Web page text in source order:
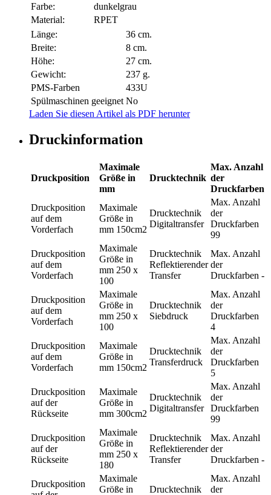
Farbe:
dunkelgrau
Material:
RPET
Länge:
36 cm.
Breite:
8 cm.
Höhe:
27 cm.
Gewicht:
237 g.
PMS-Farben
433U
Spülmaschinen geeignet No
Laden Sie diesen Artikel als PDF herunter
Druckinformation
Druckposition
Maximale
Größe in
mm
Drucktechnik
Max. Anzahl
der
Druckfarben
Druckposition
auf dem
Vorderfach
Maximale
Größe in
mm 150cm2
Drucktechnik
Digitaltransfer
Max. Anzahl
der
Druckfarben
99
Druckposition
auf dem
Vorderfach
Maximale
Größe in
mm 250 x
100
Drucktechnik
Reflektierender
Transfer
Max. Anzahl
der
Druckfarben -
Druckposition
auf dem
Vorderfach
Maximale
Größe in
mm 250 x
100
Drucktechnik
Siebdruck
Max. Anzahl
der
Druckfarben
4
Druckposition
auf dem
Vorderfach
Maximale
Größe in
mm 150cm2
Drucktechnik
Transferdruck
Max. Anzahl
der
Druckfarben
5
Druckposition
auf der
Rückseite
Maximale
Größe in
mm 300cm2
Drucktechnik
Digitaltransfer
Max. Anzahl
der
Druckfarben
99
Druckposition
auf der
Rückseite
Maximale
Größe in
mm 250 x
180
Drucktechnik
Reflektierender
Transfer
Max. Anzahl
der
Druckfarben -
Druckposition
Maximale
Größe in
Drucktechnik
Max. Anzahl
der